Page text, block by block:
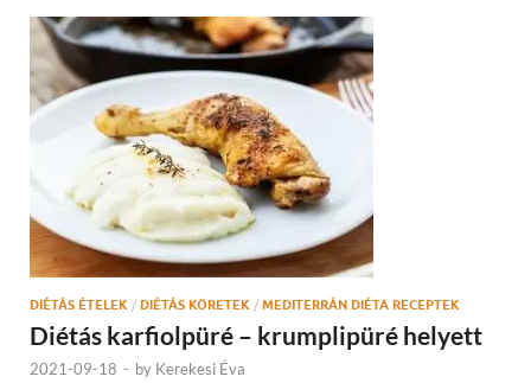
DIÉTÁS ÉTELEK / DIÉTÁS KÖRETEK / MEDITERRÁN DIÉTA RECEPTEK
Diétás karfiolpüré – krumplipüré helyett
2021-09-18 - by Kerekesi Éva